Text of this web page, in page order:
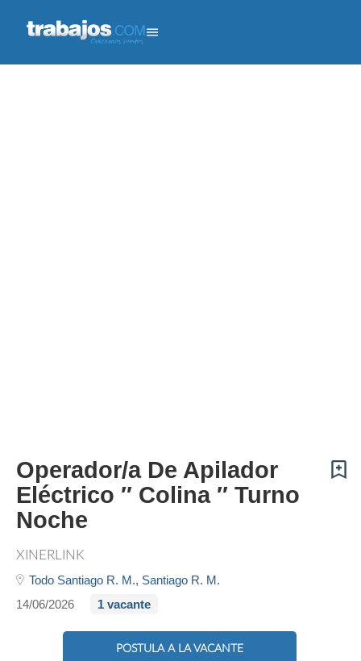
Operador/a De Apilador
Eléctrico ″ Colina ″ Turno
Noche
XINERLINK
Todo Santiago R. M., Santiago R. M.
14/06/2026
1 vacante
POSTULA A LA VACANTE